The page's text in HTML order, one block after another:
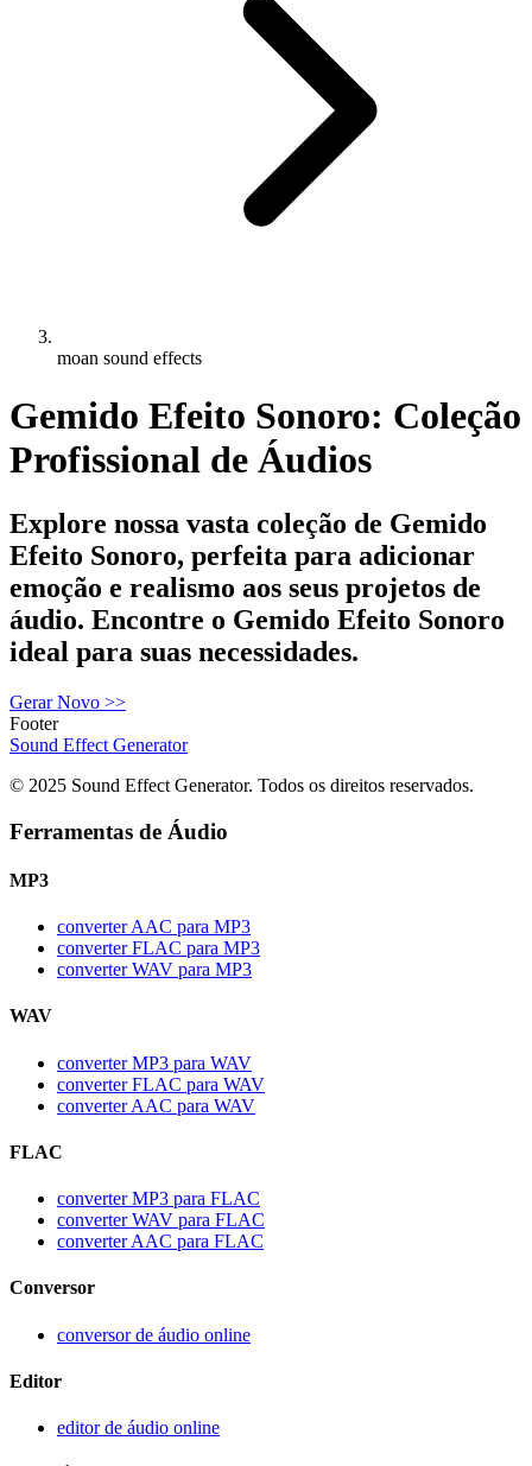
moan sound effects
Gemido Efeito Sonoro: Coleção
Profissional de Áudios
Explore nossa vasta coleção de Gemido
Efeito Sonoro, perfeita para adicionar
emoção e realismo aos seus projetos de
áudio. Encontre o Gemido Efeito Sonoro
ideal para suas necessidades.
Gerar Novo >>
Footer
Sound Effect Generator
© 2025 Sound Effect Generator. Todos os direitos reservados.
Ferramentas de Áudio
MP3
converter AAC para MP3
converter FLAC para MP3
converter WAV para MP3
WAV
converter MP3 para WAV
converter FLAC para WAV
converter AAC para WAV
FLAC
converter MP3 para FLAC
converter WAV para FLAC
converter AAC para FLAC
Conversor
conversor de áudio online
Editor
editor de áudio online